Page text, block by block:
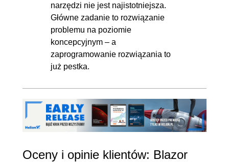
narzędzi nie jest najistotniejsza.
Główne zadanie to rozwiązanie
problemu na poziomie
koncepcyjnym – a
zaprogramowanie rozwiązania to
już pestka.
Oceny i opinie klientów: Blazor